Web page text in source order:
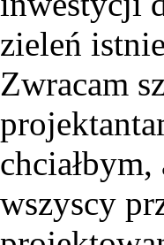
zieleń
Zwracam
wszyscy